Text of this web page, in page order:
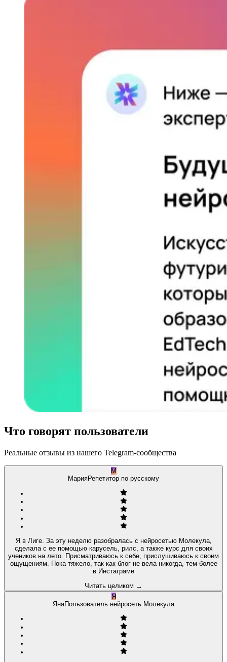
Что говорят пользователи
Реальные отзывы из нашего Telegram-сообщества
М
МарияРепетитор по русскому
Я в Лиге. За эту неделю разобралась с нейросетью Молекула,
сделала с ее помощью карусель, рилс, а также курс для своих
учеников на лето. Присматриваюсь к себе, прислушиваюсь к своим
ощущениям. Пока тяжело, так как блог не вела никогда, тем более
в Инстаграме
Читать целиком →
Я
ЯнаПользователь нейросеть Молекула